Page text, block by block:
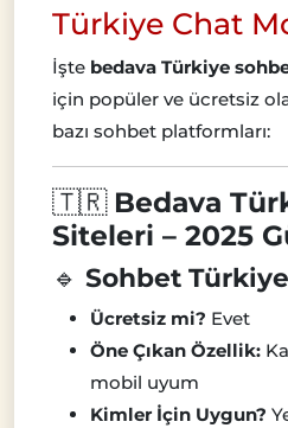
Türkiye Chat
İşte bedava Türkiye
için popüler ve ücretsiz
bazı sohbet platformları:
🇹🇷 Bedava
Siteleri – 2025
🔹 Sohbet Türkiye
Ücretsiz mi? Evet
Öne Çıkan Özellik:
mobil uyum
Kimler İçin Uygun?